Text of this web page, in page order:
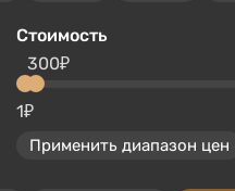
Стоимость
1₽
300₽
Применить диапазон цен